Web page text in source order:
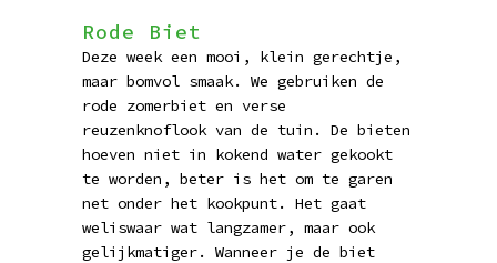
Rode Biet
Deze week een mooi, klein gerechtje,
maar bomvol smaak. We gebruiken de
rode zomerbiet en verse
reuzenknoflook van de tuin. De bieten
hoeven niet in kokend water gekookt
te worden, beter is het om te garen
net onder het kookpunt. Het gaat
weliswaar wat langzamer, maar ook
gelijkmatiger. Wanneer je de biet